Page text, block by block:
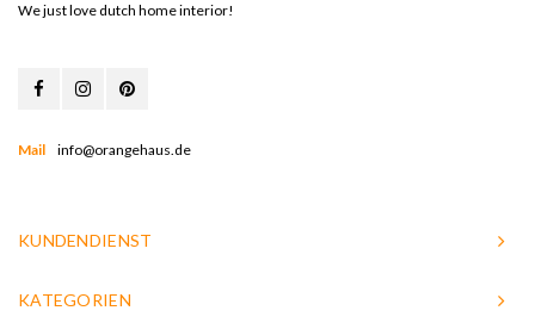
We just love dutch home interior!
Mail info@orangehaus.de
KUNDENDIENST
KATEGORIEN